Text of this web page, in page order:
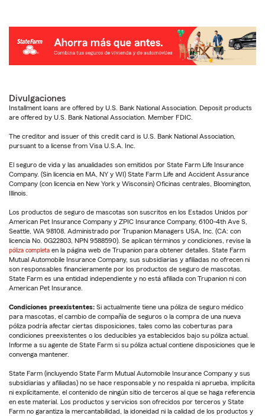
Divulgaciones
Installment loans are offered by U.S. Bank National Association. Deposit products
are offered by U.S. Bank National Association. Member FDIC.
The creditor and issuer of this credit card is U.S. Bank National Association,
pursuant to a license from Visa U.S.A. Inc.
El seguro de vida y las anualidades son emitidos por State Farm Life Insurance
Company. (Sin licencia en MA, NY y WI) State Farm Life and Accident Assurance
Company (con licencia en New York y Wisconsin) Oficinas centrales, Bloomington,
Illinois.
Los productos de seguro de mascotas son suscritos en los Estados Unidos por
American Pet Insurance Company y ZPIC Insurance Company, 6100-4th Ave S,
Seattle, WA 98108. Administrado por Trupanion Managers USA, Inc. (CA: con
licencia No. 0G22803, NPN 9588590). Se aplican términos y condiciones, revise la
póliza completa en la página web de Trupanion para obtener detalles. State Farm
Mutual Automobile Insurance Company, sus subsidiarias y afiliadas no ofrecen ni
son responsables financieramente por los productos de seguro de mascotas.
State Farm es una entidad independiente y no está afiliada con Trupanion ni con
American Pet Insurance.
Condiciones preexistentes: Si actualmente tiene una póliza de seguro médico
para mascotas, el cambio de compañía de seguros o la compra de una nueva
póliza podría afectar ciertas disposiciones, tales como las coberturas para
condiciones preexistentes o los deducibles ya establecidos bajo su póliza actual.
Informe a su agente de State Farm si su póliza actual contiene disposiciones que le
convenga mantener.
State Farm (incluyendo State Farm Mutual Automobile Insurance Company y sus
subsidiarias y afiliadas) no se hace responsable y no respalda ni aprueba, implícita
ni explícitamente, el contenido de ningún sitio de terceros al que se haga referencia
en este material. Los productos y servicios son ofrecidos por terceros y State
Farm no garantiza la mercantabilidad, la idoneidad ni la calidad de los productos y